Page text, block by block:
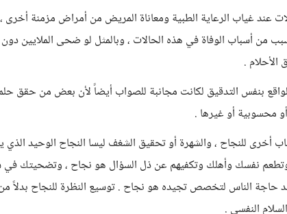
عند غياب الرعاية الطبية ومعاناة المريض من أمراض مزمنة أخرى
من أسباب الوفاة في هذه الحالات ، وبالمثل لو ضحى الملايين
.
للواقع بنفس التدقيق لكانت مجانبة للصواب أيضاً لأن بعض من حقق
محسوبية أو غيرها .
للنجاح ، والشهرة أو تحقيق الشغف ليسا النجاح الوحيد
نفسك وأهلك وتكفيهم عن ذل السؤال هو نجاح ، وتضحيتك في
الناس لتخصص تجيده هو نجاح . توسيع النظرة للنجاح بدلاً
النفسي .